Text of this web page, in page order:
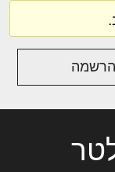
הרשמה